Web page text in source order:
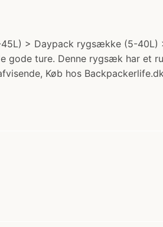
> Daypack rygsække (5-40L)
ture. Denne rygsæk har et
Køb hos